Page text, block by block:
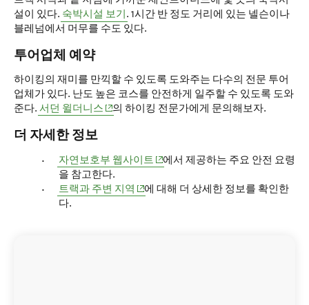
설이 있다. 숙박시설 보기 . 1시간 반 정도 거리에 있는 넬슨이나
블레넘에서 머무를 수도 있다.
투어업체 예약
하이킹의 재미를 만끽할 수 있도록 도와주는 다수의 전문 투어
업체가 있다. 난도 높은 코스를 안전하게 일주할 수 있도록 도와
준다. 서던 윌더니스 (opens in new window)
의 하이킹 전문가에게 문의해보자.
더 자세한 정보
자연보호부 웹사이트 (opens in new window)
에서 제공하는 주요 안전 요령
을 참고한다.
트랙과 주변 지역 (opens in new window)
에 대해 더 상세한 정보를 확인한
다.